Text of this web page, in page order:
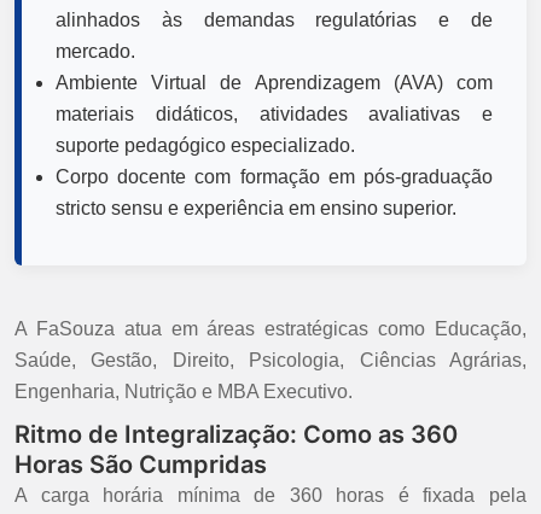
alinhados às demandas regulatórias e de
mercado.
Ambiente Virtual de Aprendizagem (AVA) com
materiais didáticos, atividades avaliativas e
suporte pedagógico especializado.
Corpo docente com formação em pós-graduação
stricto sensu e experiência em ensino superior.
A FaSouza atua em áreas estratégicas como Educação,
Saúde, Gestão, Direito, Psicologia, Ciências Agrárias,
Engenharia, Nutrição e MBA Executivo.
Ritmo de Integralização: Como as 360
Horas São Cumpridas
A carga horária mínima de 360 horas é fixada pela